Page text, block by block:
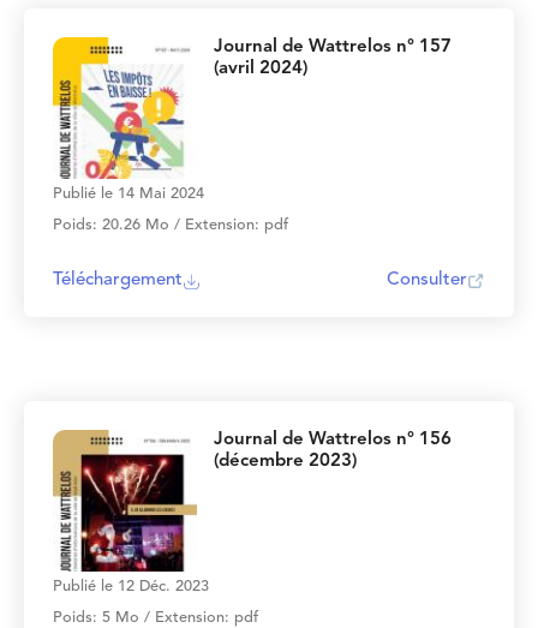
Journal de Wattrelos n° 157
(avril 2024)
Publié le 14 Mai 2024
Poids: 20.26 Mo / Extension: pdf
Téléchargement Consulter
Journal de Wattrelos n° 156
(décembre 2023)
Publié le 12 Déc. 2023
Poids: 5 Mo / Extension: pdf